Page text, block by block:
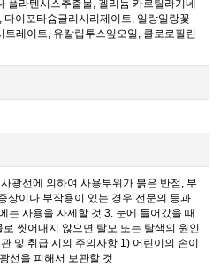
플라텐시스추출물, 겔리듐 카르틸라기네
이포타슘글리시리제이트, 일랑일랑꽃
트레이트, 유칼립투스잎오일, 클로로필린-
광선에 의하여 사용부위가 붉은 반점, 부
상이나 부작용이 있는 경우 전문의 등과
는 사용을 자제할 것 3. 눈에 들어갔을 때
씻어내지 않으면 탈모 또는 탈색의 원인
및 취급 시의 주의사항 1) 어린이의 손이
선을 피해서 보관할 것